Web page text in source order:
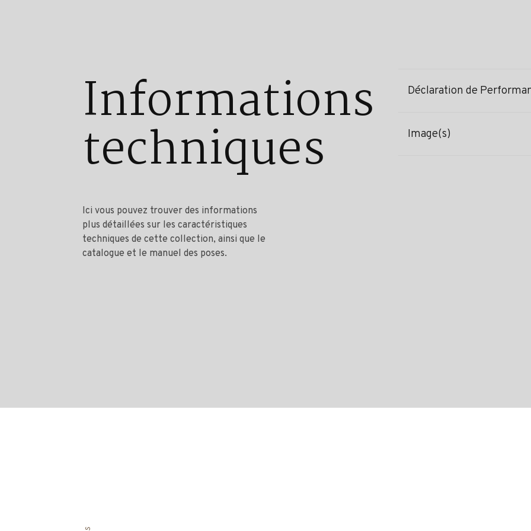
Informations
techniques
Ici vous pouvez trouver des informations
plus détaillées sur les caractéristiques
techniques de cette collection, ainsi que le
catalogue et le manuel des poses.
Déclaration de
Image(s)